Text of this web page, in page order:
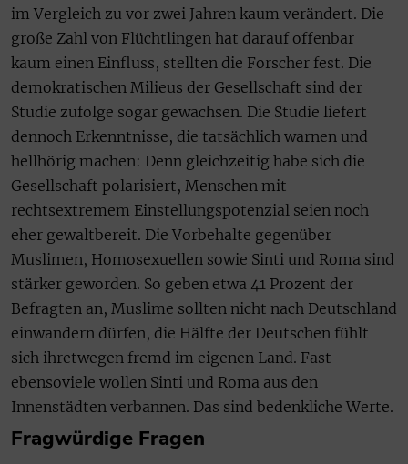
im Vergleich zu vor zwei Jahren kaum verändert. Die
große Zahl von Flüchtlingen hat darauf offenbar
kaum einen Einfluss, stellten die Forscher fest. Die
demokratischen Milieus der Gesellschaft sind der
Studie zufolge sogar gewachsen. Die Studie liefert
dennoch Erkenntnisse, die tatsächlich warnen und
hellhörig machen: Denn gleichzeitig habe sich die
Gesellschaft polarisiert, Menschen mit
rechtsextremem Einstellungspotenzial seien noch
eher gewaltbereit. Die Vorbehalte gegenüber
Muslimen, Homosexuellen sowie Sinti und Roma sind
stärker geworden. So geben etwa 41 Prozent der
Befragten an, Muslime sollten nicht nach Deutschland
einwandern dürfen, die Hälfte der Deutschen fühlt
sich ihretwegen fremd im eigenen Land. Fast
ebensoviele wollen Sinti und Roma aus den
Innenstädten verbannen. Das sind bedenkliche Werte.
Fragwürdige Fragen